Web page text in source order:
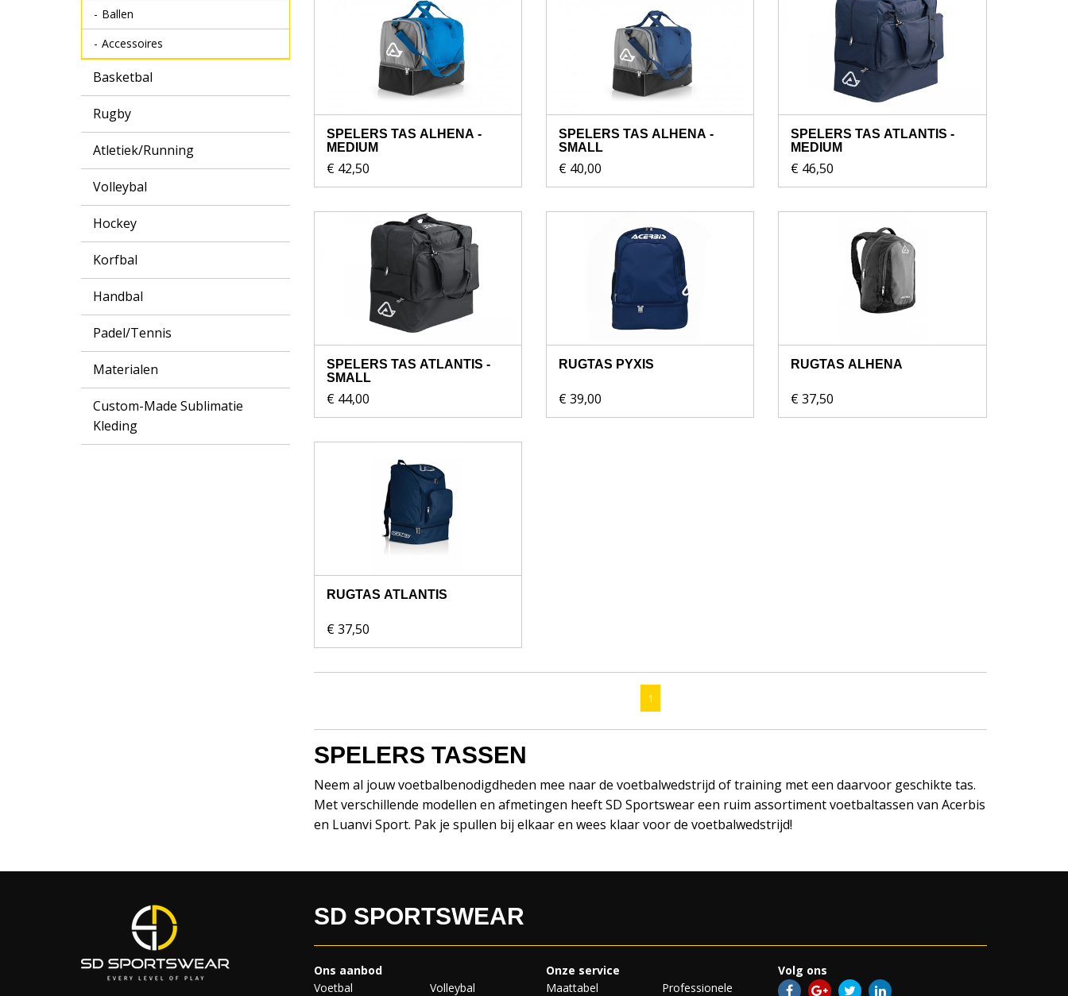
Ballen
Accessoires
Basketbal
Rugby
Atletiek/Running
Volleybal
Hockey
Korfbal
Handbal
Padel/Tennis
Materialen
Custom-Made Sublimatie
Kleding
SPELERS TAS ALHENA -
MEDIUM
€ 42,50
SPELERS TAS ALHENA -
SMALL
€ 40,00
SPELERS TAS ATLANTIS -
MEDIUM
€ 46,50
SPELERS TAS ATLANTIS -
SMALL
€ 44,00
RUGTAS PYXIS
€ 39,00
RUGTAS ALHENA
€ 37,50
RUGTAS ATLANTIS
€ 37,50
1
SPELERS TASSEN
Neem al jouw voetbalbenodigdheden mee naar de voetbalwedstrijd of training met een daarvoor geschikte tas.
Met verschillende modellen en afmetingen heeft SD Sportswear een ruim assortiment voetbaltassen van Acerbis
en Luanvi Sport. Pak je spullen bij elkaar en wees klaar voor de voetbalwedstrijd!
SD SPORTSWEAR
Ons aanbod
Voetbal
Volleybal
Onze service
Maattabel
Professionele
Volg ons